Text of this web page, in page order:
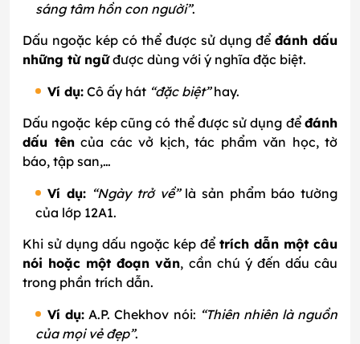
sáng tâm hồn con người”.
Dấu ngoặc kép có thể được sử dụng để đánh dấu
những từ ngữđược dùng với ý nghĩa đặc biệt.
Ví dụ: Cô ấy hát “đặc biệt”hay.
Dấu ngoặc kép cũng có thể được sử dụng để đánh
dấu têncủa các vở kịch, tác phẩm văn học, tờ
báo, tập san,…
Ví dụ: “Ngày trở về”là sản phẩm báo tường
của lớp 12A1.
Khi sử dụng dấu ngoặc kép để trích dẫn một câu
nói hoặc một đoạn văn, cần chú ý đến dấu câu
trong phần trích dẫn.
Ví dụ: A.P. Chekhov nói: “Thiên nhiên là nguồn
của mọi vẻ đẹp”.